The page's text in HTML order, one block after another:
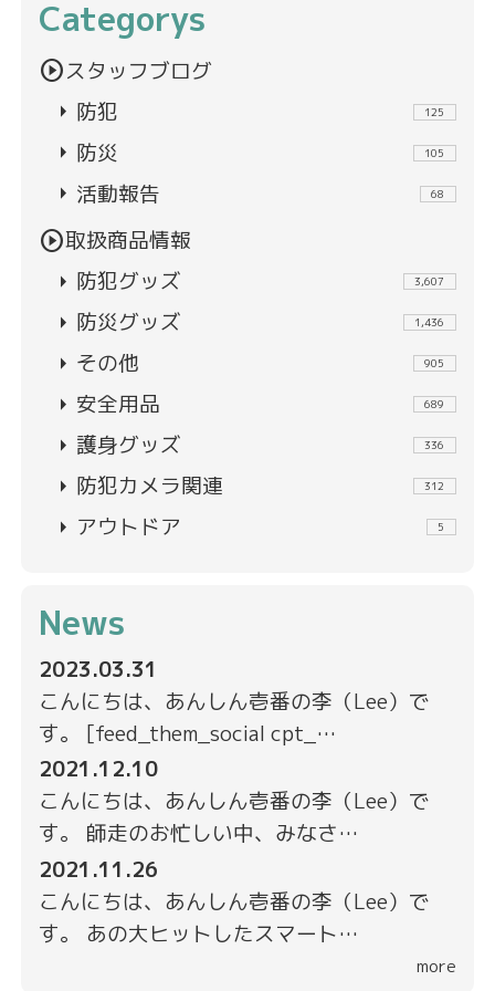
Categorys
play_circleスタッフブログ
arrow_right 防犯 125
arrow_right 防災 105
arrow_right 活動報告 68
play_circle取扱商品情報
arrow_right 防犯グッズ 3,607
arrow_right 防災グッズ 1,436
arrow_right その他 905
arrow_right 安全用品 689
arrow_right 護身グッズ 336
arrow_right 防犯カメラ関連 312
arrow_right アウトドア 5
News
2023.03.31
こんにちは、あんしん壱番の李（Lee）で
す。 [feed_them_social cpt_…
2021.12.10
こんにちは、あんしん壱番の李（Lee）で
す。 師走のお忙しい中、みなさ…
2021.11.26
こんにちは、あんしん壱番の李（Lee）で
す。 あの大ヒットしたスマート…
more